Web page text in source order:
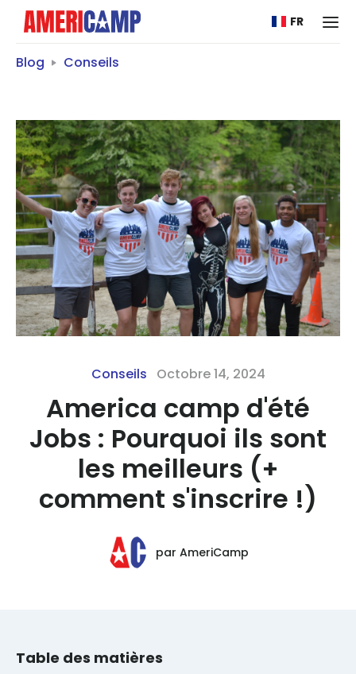
FR
Blog Conseils
Conseils Octobre 14, 2024
America camp d'été
Jobs : Pourquoi ils sont
les meilleurs (+
comment s'inscrire !)
par AmeriCamp
Table des matières